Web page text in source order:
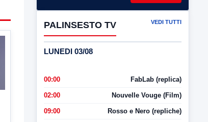
PALINSESTO TV VEDI TUTTI
LUNEDI 03/08
00:00 FabLab (replica)
02:00 Nouvelle Vouge (Film)
09:00 Rosso e Nero (repliche)